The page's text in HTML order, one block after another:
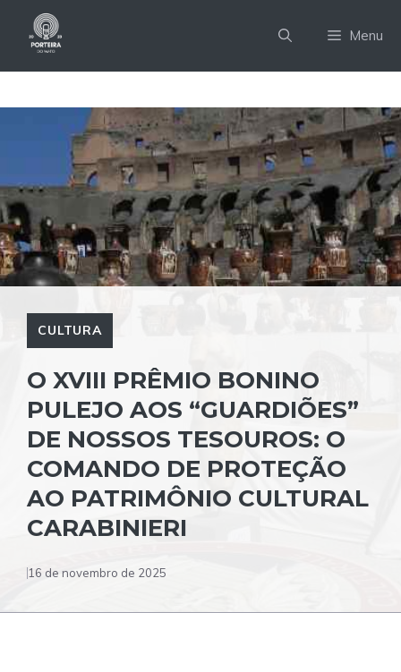
Menu
CULTURA
O XVIII PRÊMIO BONINO
PULEJO AOS “GUARDIÕES”
DE NOSSOS TESOUROS: O
COMANDO DE PROTEÇÃO
AO PATRIMÔNIO CULTURAL
CARABINIERI
16 de novembro de 2025